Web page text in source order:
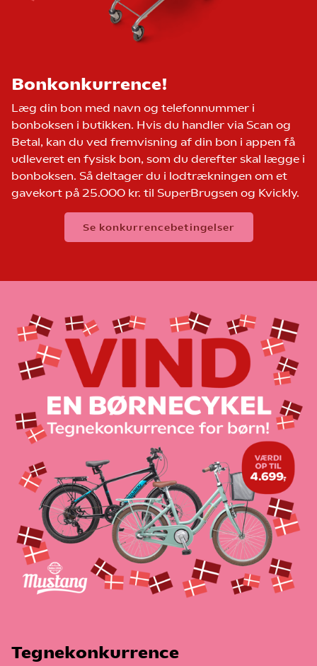
Bonkonkurrence!
Læg din bon med navn og telefonnummer i
bonboksen i butikken. Hvis du handler via Scan og
Betal, kan du ved fremvisning af din bon i appen få
udleveret en fysisk bon, som du derefter skal lægge i
bonboksen. Så deltager du i lodtrækningen om et
gavekort på 25.000 kr. til SuperBrugsen og Kvickly.
Se konkurrencebetingelser
Roskildevej 65
2620 Albertslund
(herefter ”Coop”)
Tlf.nr. 4386 20 20
CVR-nr. 26259495
Konkurrenceperiode:
Konkurrencen løber fra 01.05.2026 til og med den
28.05.2026.
Sådan deltager du i bonkonkurrencen:
• Du deltager i konkurrencen ved at lægge din bon i vores
fysiske bonboks, som er opsat i alle SuperBrugsen og
Kvickly butikker. Husk at skrive navn og telefonnummer på
bonen.
• Din bon skal være udstedt i SuperBrugsen eller Kvickly i
konkurrenceperioden for at tælle som et gyldigt lod.
• Du kan deltage så mange gange du har lyst i
konkurrenceperioden. Hver bon fungerer som ét lod i puljen.
• Scan & Betal kunde: Som Scan & Betal kunde kan du
konkurrencekupon. Den udfyldes med navn og
telefonnummer og lægges i bonboksen i butikken.
Tegnekonkurrence